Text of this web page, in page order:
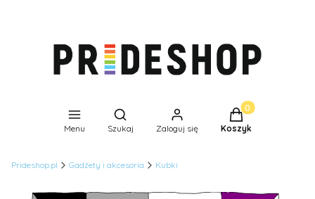
Menu
Otwórz wyszukiwarkę
Szukaj Zaloguj się
Produkty w
Koszyk
Prideshop.pl Gadżety i akcesoria Kubki